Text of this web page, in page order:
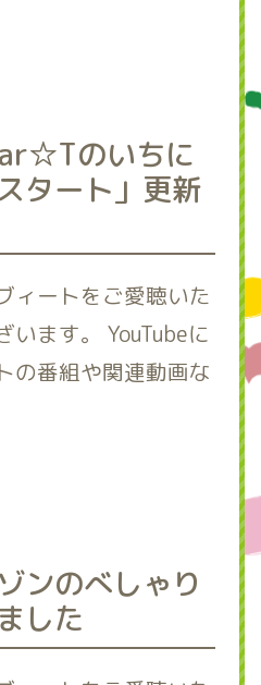
のいちに
タート」更新
ィートをご愛聴いた
います。 YouTubeに
の番組や関連動画な
ンのべしゃり
した